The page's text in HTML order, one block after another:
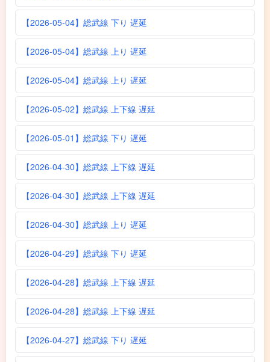
【2026-05-04】総武線 下り 遅延
【2026-05-04】総武線 上り 遅延
【2026-05-04】総武線 上り 遅延
【2026-05-02】総武線 上下線 遅延
【2026-05-01】総武線 下り 遅延
【2026-04-30】総武線 上下線 遅延
【2026-04-30】総武線 上下線 遅延
【2026-04-30】総武線 上り 遅延
【2026-04-29】総武線 下り 遅延
【2026-04-28】総武線 上下線 遅延
【2026-04-28】総武線 上下線 遅延
【2026-04-27】総武線 下り 遅延